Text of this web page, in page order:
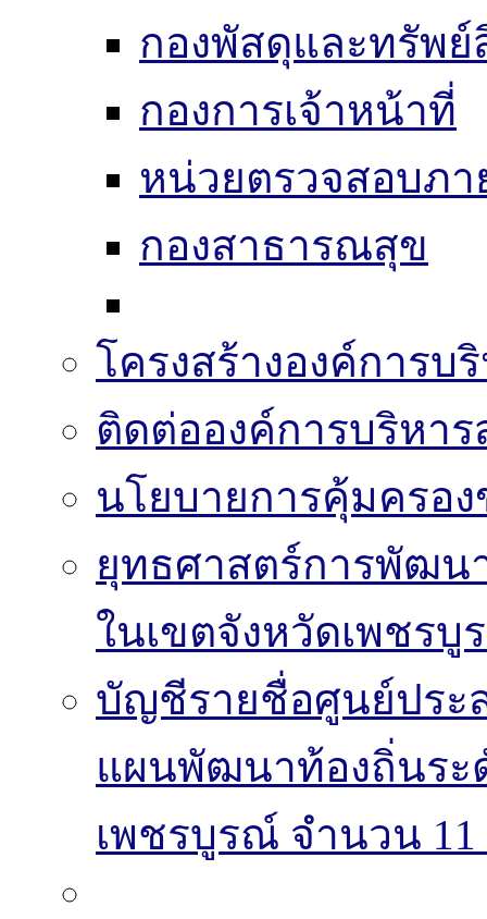
กองพัสดุและทรัพย์
กองการเจ้าหน้าที่
หน่วยตรวจสอบภา
กองสาธารณสุข
โครงสร้างองค์การ
ติดต่อองค์การบริหา
นโยบายการคุ้มครอ
ยุทธศาสตร์การพัฒน
ในเขตจังหวัดเพชรบู
บัญชีรายชื่อศูนย์ประ
แผนพัฒนาท้องถิ่นระ
เพชรบูรณ์ จำนวน 11